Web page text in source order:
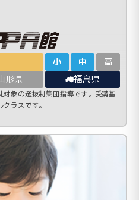
小 中 高
形県 福島県
対象の選抜制集団指導です。受講基
ラスです。